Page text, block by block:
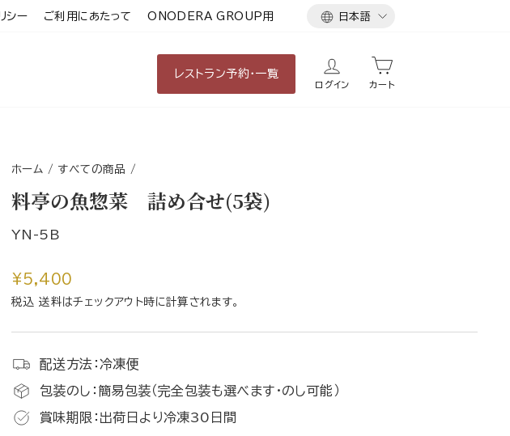
シー ご利用にあたって ONODERA GROUP用
言
日本語
レストラン予約・一覧
ログイン カート
ホーム / すべての商品 /
料亭の魚惣菜 詰め合せ(5袋)
YN-5B
通
常
¥5,400
税込 送料はチェックアウト時に計算されます。
配送方法：冷凍便
包装のし：簡易包装（完全包装も選べます・のし可能）
賞味期限：出荷日より冷凍30日間